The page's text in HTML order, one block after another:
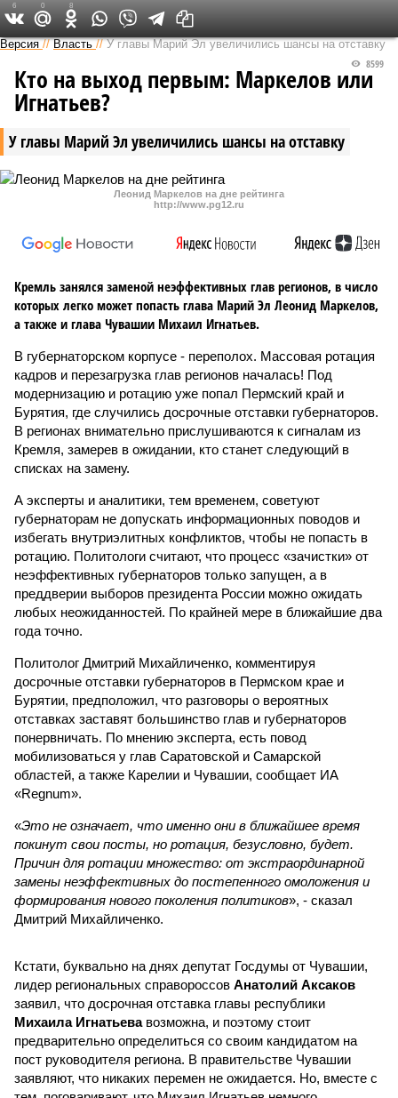
Версия в Чувашии
Версия //Власть //У главы Марий Эл увеличились шансы на отставку
У главы Марий Эл увеличились шансы на отставку
8599
Кто на выход первым: Маркелов или
Игнатьев?
Леонид Маркелов на дне рейтинга
http://www.pg12.ru
Кремль занялся заменой неэффективных глав регионов, в число
которых легко может попасть глава Марий Эл Леонид Маркелов,
а также и глава Чувашии Михаил Игнатьев.
В губернаторском корпусе - переполох. Массовая ротация
кадров и перезагрузка глав регионов началась! Под
модернизацию и ротацию уже попал Пермский край и
Бурятия, где случились досрочные отставки губернаторов.
В регионах внимательно прислушиваются к сигналам из
Кремля, замерев в ожидании, кто станет следующий в
списках на замену.
А эксперты и аналитики, тем временем, советуют
губернаторам не допускать информационных поводов и
избегать внутриэлитных конфликтов, чтобы не попасть в
ротацию. Политологи считают, что процесс «зачистки» от
неэффективных губернаторов только запущен, а в
преддверии выборов президента России можно ожидать
любых неожиданностей. По крайней мере в ближайшие два
года точно.
Политолог Дмитрий Михайличенко, комментируя
досрочные отставки губернаторов в Пермском крае и
Бурятии, предположил, что разговоры о вероятных
отставках заставят большинство глав и губернаторов
понервничать. По мнению эксперта, есть повод
мобилизоваться у глав Саратовской и Самарской
областей, а также Карелии и Чувашии, сообщает ИА
«Regnum».
«Это не означает, что именно они в ближайшее время
покинут свои посты, но ротация, безусловно, будет.
Причин для ротации множество: от экстраординарной
замены неэффективных до постепенного омоложения и
формирования нового поколения политиков», - сказал
Дмитрий Михайличенко.
Кстати, буквально на днях депутат Госдумы от Чувашии,
лидер региональных справороссов Анатолий Аксаков
заявил, что досрочная отставка главы республики
Михаила Игнатьева возможна, и поэтому стоит
предварительно определиться со своим кандидатом на
пост руководителя региона. В правительстве Чувашии
заявляют, что никаких перемен не ожидается. Но, вместе с
6 0 8